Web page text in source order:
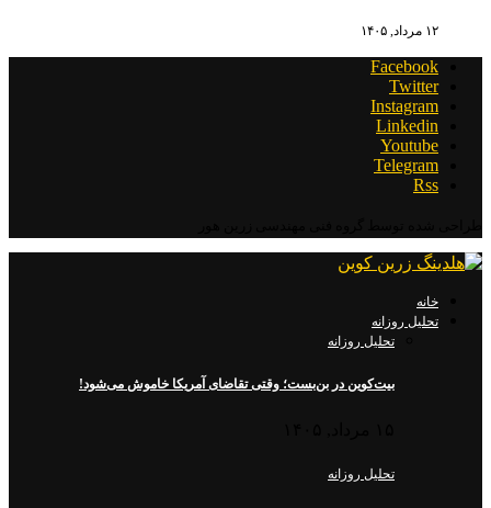
۱۲ مرداد, ۱۴۰۵
Facebook
Twitter
Instagram
Linkedin
Youtube
Telegram
Rss
خانه
تحلیل روزانه
تحلیل روزانه
بیت‌کوین در بن‌بست؛ وقتی تقاضای آمریکا خاموش می‌شود!
تحلیل روزانه